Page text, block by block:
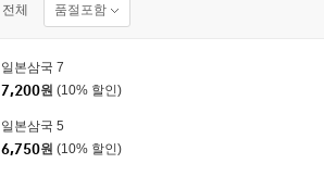
전체 품절포함
일본삼국 7
7,200원 (10% 할인)
일본삼국 5
6,750원 (10% 할인)